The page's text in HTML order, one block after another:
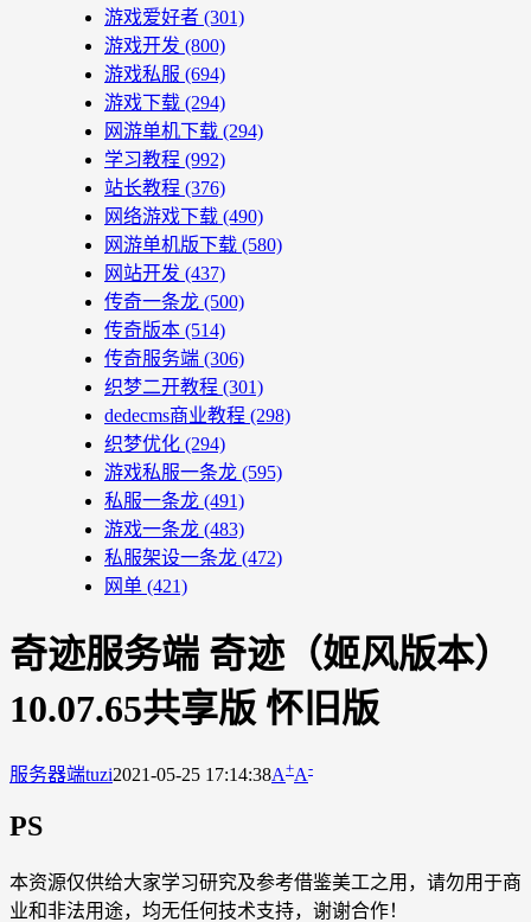
游戏爱好者 (301)
游戏开发 (800)
游戏私服 (694)
游戏下载 (294)
网游单机下载 (294)
学习教程 (992)
站长教程 (376)
网络游戏下载 (490)
网游单机版下载 (580)
网站开发 (437)
传奇一条龙 (500)
传奇版本 (514)
传奇服务端 (306)
织梦二开教程 (301)
dedecms商业教程 (298)
织梦优化 (294)
游戏私服一条龙 (595)
私服一条龙 (491)
游戏一条龙 (483)
私服架设一条龙 (472)
网单 (421)
奇迹服务端 奇迹（姬风版本）
10.07.65共享版 怀旧版
服务器端tuzi2021-05-25 17:14:38A+A-
PS
本资源仅供给大家学习研究及参考借鉴美工之用，请勿用于商
业和非法用途，均无任何技术支持，谢谢合作！